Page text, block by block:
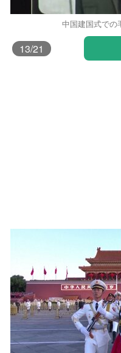
中国建国式での
13/21